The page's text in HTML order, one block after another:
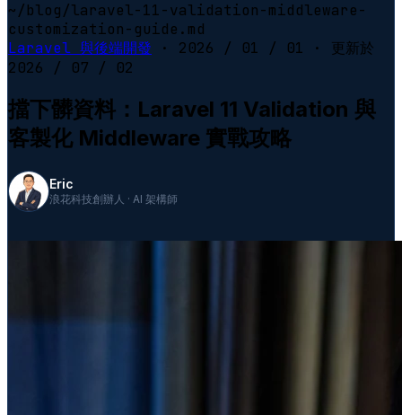
~/blog/laravel-11-validation-middleware-
customization-guide.md
Laravel 與後端開發 · 2026 / 01 / 01
· 更新於
2026 / 07 / 02
擋下髒資料：Laravel 11 Validation 與
客製化 Middleware 實戰攻略
Eric
浪花科技創辦人 · AI 架構師